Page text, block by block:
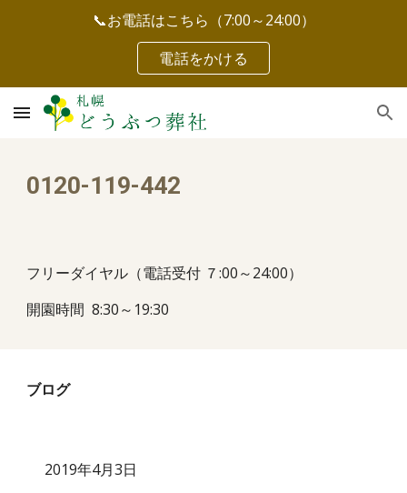
Skip to main content Skip to navigation
📞お電話はこちら（7:00～24:00）
電話をかける
0120-119-442
フリーダイヤル（電話受付 ７:00～24:00）
開園時間 8:30～19:30
ブログ
2019年4月3日